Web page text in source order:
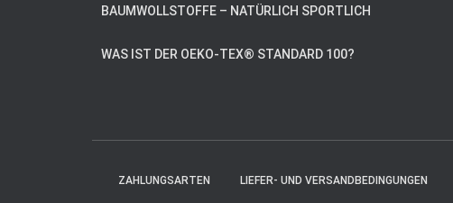
BAUMWOLLSTOFFE – NATÜRLICH SPORTLICH
WAS IST DER OEKO-TEX® STANDARD 100?
ZAHLUNGSARTEN LIEFER- UND VERSANDBEDINGUNGEN